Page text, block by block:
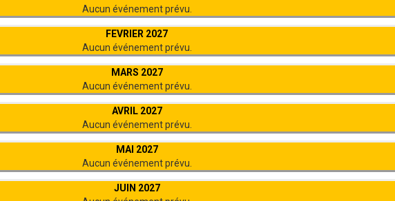
Aucun événement prévu.
FEVRIER 2027
Aucun événement prévu.
MARS 2027
Aucun événement prévu.
AVRIL 2027
Aucun événement prévu.
MAI 2027
Aucun événement prévu.
JUIN 2027